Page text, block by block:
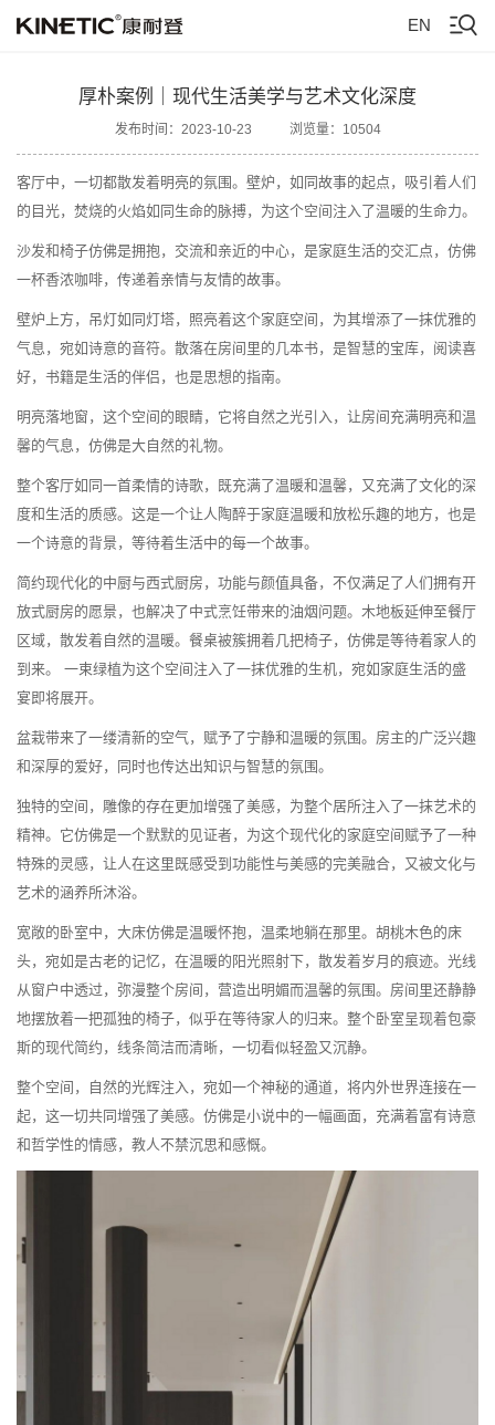
EN
厚朴案例｜现代生活美学与艺术文化深度
发布时间：2023-10-23 浏览量：10504
客厅中，一切都散发着明亮的氛围。壁炉，如同故事的起点，吸引着人们
的目光，焚烧的火焰如同生命的脉搏，为这个空间注入了温暖的生命力。
沙发和椅子仿佛是拥抱，交流和亲近的中心，是家庭生活的交汇点，仿佛
一杯香浓咖啡，传递着亲情与友情的故事。
壁炉上方，吊灯如同灯塔，照亮着这个家庭空间，为其增添了一抹优雅的
气息，宛如诗意的音符。散落在房间里的几本书，是智慧的宝库，阅读喜
好，书籍是生活的伴侣，也是思想的指南。
明亮落地窗，这个空间的眼睛，它将自然之光引入，让房间充满明亮和温
馨的气息，仿佛是大自然的礼物。
整个客厅如同一首柔情的诗歌，既充满了温暖和温馨，又充满了文化的深
度和生活的质感。这是一个让人陶醉于家庭温暖和放松乐趣的地方，也是
一个诗意的背景，等待着生活中的每一个故事。
简约现代化的中厨与西式厨房，功能与颜值具备，不仅满足了人们拥有开
放式厨房的愿景，也解决了中式烹饪带来的油烟问题。木地板延伸至餐厅
区域，散发着自然的温暖。餐桌被簇拥着几把椅子，仿佛是等待着家人的
到来。 一束绿植为这个空间注入了一抹优雅的生机，宛如家庭生活的盛
宴即将展开。
盆栽带来了一缕清新的空气，赋予了宁静和温暖的氛围。房主的广泛兴趣
和深厚的爱好，同时也传达出知识与智慧的氛围。
独特的空间，雕像的存在更加增强了美感，为整个居所注入了一抹艺术的
精神。它仿佛是一个默默的见证者，为这个现代化的家庭空间赋予了一种
特殊的灵感，让人在这里既感受到功能性与美感的完美融合，又被文化与
艺术的涵养所沐浴。
宽敞的卧室中，大床仿佛是温暖怀抱，温柔地躺在那里。胡桃木色的床
头，宛如是古老的记忆，在温暖的阳光照射下，散发着岁月的痕迹。光线
从窗户中透过，弥漫整个房间，营造出明媚而温馨的氛围。房间里还静静
地摆放着一把孤独的椅子，似乎在等待家人的归来。整个卧室呈现着包豪
斯的现代简约，线条简洁而清晰，一切看似轻盈又沉静。
整个空间，自然的光辉注入，宛如一个神秘的通道，将内外世界连接在一
起，这一切共同增强了美感。仿佛是小说中的一幅画面，充满着富有诗意
和哲学性的情感，教人不禁沉思和感慨。